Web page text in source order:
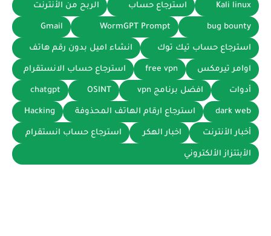
Kali linux استرجاع حساب الربح من الأنترنت
bug bounty
WormGPT Prompt
Gmail
استرجاع حساب تيك توك انشاء اميل بدون رقم هاتف
اوامر تيرمكس free vpn استرجاع حساب الانستقرام
أدوات افضل برنامج vpn OSINT
chatgpt
dark web استرجاع ارقام الهاتف المحذوفة Hacking
أخبار الأنترنت اخبار الهكر استرجاع حساب انستقرام
الأبتتزاز الألكتروني